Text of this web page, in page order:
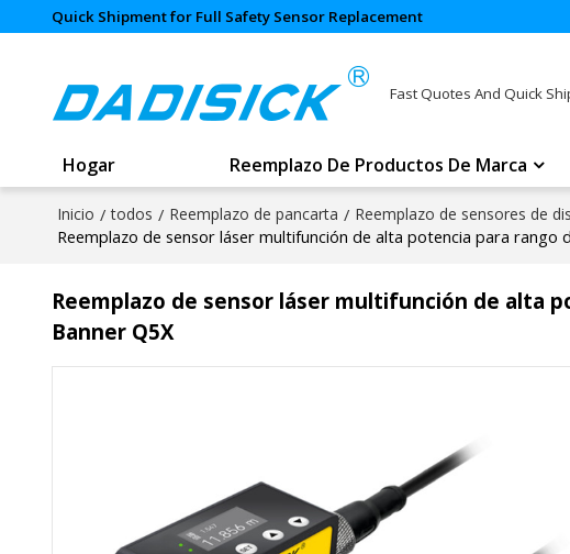
Quick Shipment for Full Safety Sensor Replacement
Fast Quotes And Quick
Hogar Reemplazo De Productos De Marca
Inicio / todos / Reemplazo de pancarta / Reemplazo de sensores de
Reemplazo de sensor láser multifunción de alta potencia para rango
Reemplazo de sensor láser multifunción de alta
Banner Q5X